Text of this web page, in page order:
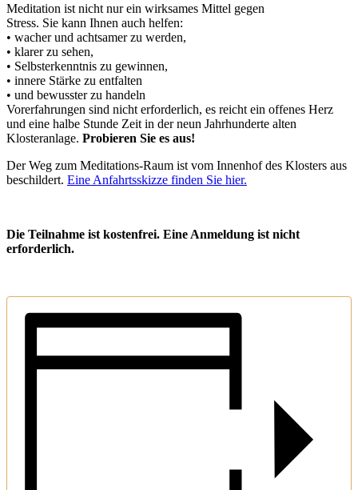
Meditation ist nicht nur ein wirksames Mittel gegen
Stress. Sie kann Ihnen auch helfen:
• wacher und achtsamer zu werden,
• klarer zu sehen,
• Selbsterkenntnis zu gewinnen,
• innere Stärke zu entfalten
• und bewusster zu handeln
Vorerfahrungen sind nicht erforderlich, es reicht ein offenes Herz
und eine halbe Stunde Zeit in der neun Jahrhunderte alten
Klosteranlage. Probieren Sie es aus!
Der Weg zum Meditations-Raum ist vom Innenhof des Klosters aus
beschildert. Eine Anfahrtsskizze finden Sie hier.
Die Teilnahme ist kostenfrei. Eine Anmeldung ist nicht
erforderlich.